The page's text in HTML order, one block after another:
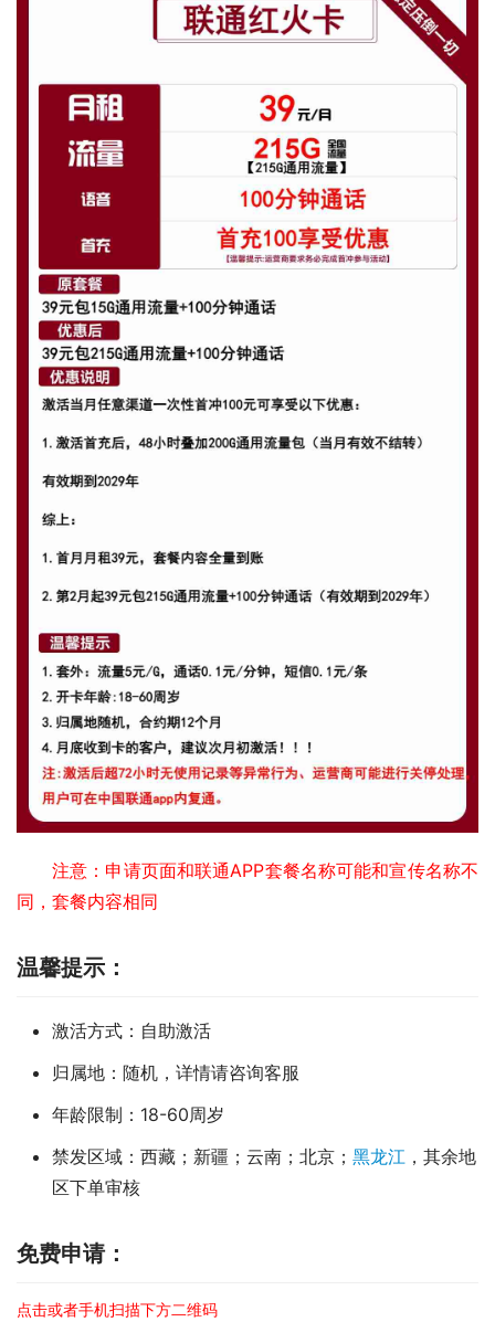
注意：申请页面和联通APP套餐名称可能和宣传名称不
同，套餐内容相同
温馨提示：
激活方式：自助激活
归属地：随机，详情请咨询客服
年龄限制：18-60周岁
禁发区域：西藏；新疆；云南；北京； 黑龙江 ，其余地
区下单审核
免费申请：
点击或者手机扫描下方二维码